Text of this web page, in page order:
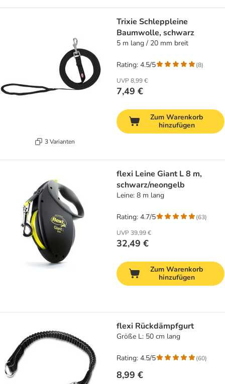
3 Varianten
Trixie Schleppleine
Baumwolle, schwarz
5 m lang / 20 mm breit
UVP 8,99 €
7,49 €
Rating: 4.5/5 (8)
Zum Warenkorb
hinzufügen
flexi Leine Giant L 8 m,
schwarz/neongelb
Leine: 8 m lang
UVP 39,99 €
32,49 €
Rating: 4.7/5 (63)
Zum Warenkorb
hinzufügen
flexi Rückdämpfgurt
Größe L: 50 cm lang
8,99 €
Rating: 4.5/5 (60)